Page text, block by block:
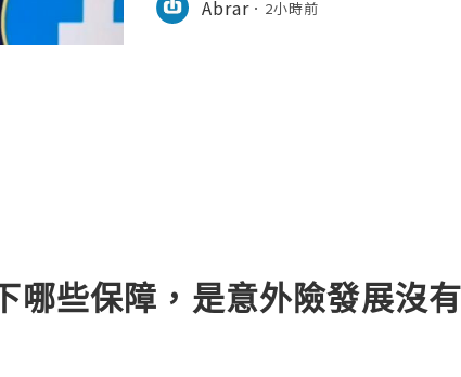
manage expenses, and comp
Abrar 2小時前
哪些保障，是意外險發展沒